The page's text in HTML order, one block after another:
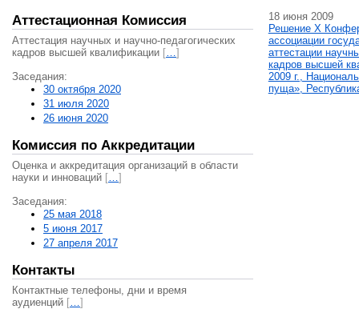
Аттестационная Комиссия
Аттестация научных и научно-педагогических
кадров высшей квалификации […]
Заседания:
30 октября 2020
31 июля 2020
26 июня 2020
Комиссия по Аккредитации
Оценка и аккредитация организаций в области
науки и инноваций […]
Заседания:
25 мая 2018
5 июня 2017
27 апреля 2017
Контакты
Контактные телефоны, дни и время
аудиенций […]
18 июня 2009
Решение X
ассоциации
аттестации
кадров высшей
2009 г.,
пуща»,